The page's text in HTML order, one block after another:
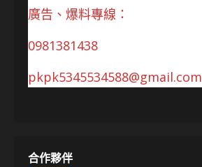
廣告、爆料專線：
0981381438
pkpk5345534588@gmail.com
合作夥伴